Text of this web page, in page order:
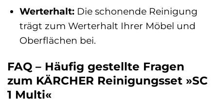
Werterhalt:Die schonende Reinigung
trägt zum Werterhalt Ihrer Möbel und
Oberflächen bei.
FAQ – Häufig gestellte Fragen
zum KÄRCHER Reinigungsset »SC
1 Multi«